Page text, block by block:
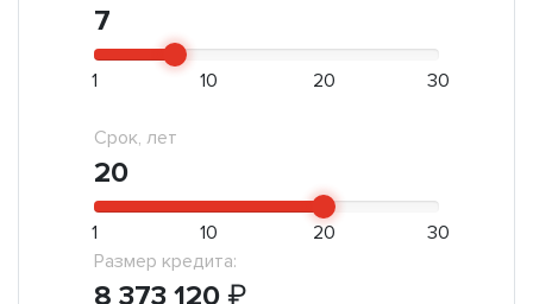
7
1 10 20 30
Срок, лет
20
1 10 20
30
Размер кредита:
8 373 120 ₽